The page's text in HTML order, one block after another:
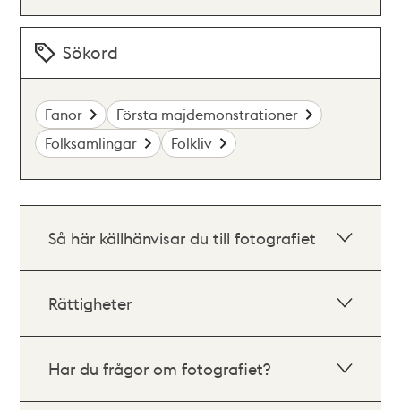
Sökord
Fanor
Första majdemonstrationer
Folksamlingar
Folkliv
Så här källhänvisar du till fotografiet
Rättigheter
Har du frågor om fotografiet?